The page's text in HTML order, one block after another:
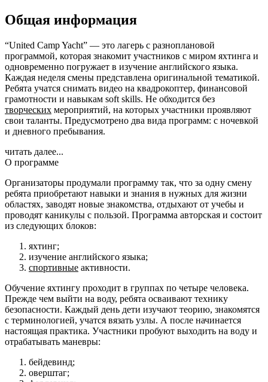
Общая информация
“United Camp Yacht” — это лагерь с разноплановой
программой, которая знакомит участников с миром яхтинга и
одновременно погружает в изучение английского языка.
Каждая неделя смены представлена оригинальной тематикой.
Ребята учатся снимать видео на квадрокоптер, финансовой
грамотности и навыкам soft skills. Не обходится без
творческих мероприятий, на которых участники проявляют
свои таланты. Предусмотрено два вида программ: с ночевкой
и дневного пребывания.
читать далее...
О программе
Организаторы продумали программу так, что за одну смену
ребята приобретают навыки и знания в нужных для жизни
областях, заводят новые знакомства, отдыхают от учебы и
проводят каникулы с пользой. Программа авторская и состоит
из следующих блоков:
яхтинг;
изучение английского языка;
спортивные активности.
Обучение яхтингу проходит в группах по четыре человека.
Прежде чем выйти на воду, ребята осваивают технику
безопасности. Каждый день дети изучают теорию, знакомятся
с терминологией, учатся вязать узлы. А после начинается
настоящая практика. Участники пробуют выходить на воду и
отрабатывать маневры:
бейдевинд;
оверштаг;